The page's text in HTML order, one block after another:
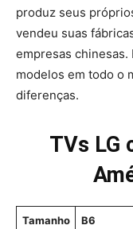
produz seus
vendeu suas
empresas chinesas.
modelos em todo o
diferenças.
TVs LG
Tamanho B6